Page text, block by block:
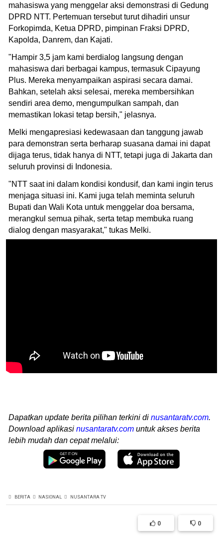
mahasiswa yang menggelar aksi demonstrasi di Gedung
DPRD NTT. Pertemuan tersebut turut dihadiri unsur
Forkopimda, Ketua DPRD, pimpinan Fraksi DPRD,
Kapolda, Danrem, dan Kajati.
"Hampir 3,5 jam kami berdialog langsung dengan
mahasiswa dari berbagai kampus, termasuk Cipayung
Plus. Mereka menyampaikan aspirasi secara damai.
Bahkan, setelah aksi selesai, mereka membersihkan
sendiri area demo, mengumpulkan sampah, dan
memastikan lokasi tetap bersih," jelasnya.
Melki mengapresiasi kedewasaan dan tanggung jawab
para demonstran serta berharap suasana damai ini dapat
dijaga terus, tidak hanya di NTT, tetapi juga di Jakarta dan
seluruh provinsi di Indonesia.
"NTT saat ini dalam kondisi kondusif, dan kami ingin terus
menjaga situasi ini. Kami juga telah meminta seluruh
Bupati dan Wali Kota untuk menggelar doa bersama,
merangkul semua pihak, serta tetap membuka ruang
dialog dengan masyarakat," tukas Melki.
Dapatkan update berita pilihan terkini di nusantaratv.com.
Download aplikasi nusantaratv.com untuk akses berita
lebih mudah dan cepat melalui:
BERITA NASIONAL NUSANTARA TV
0 0